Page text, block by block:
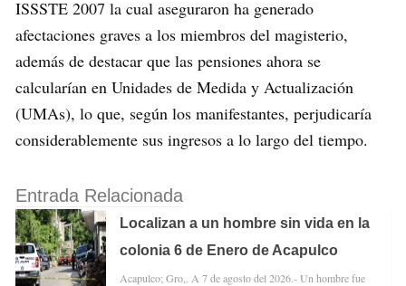
ISSSTE 2007 la cual aseguraron ha generado
afectaciones graves a los miembros del magisterio,
además de destacar que las pensiones ahora se
calcularían en Unidades de Medida y Actualización
(UMAs), lo que, según los manifestantes, perjudicaría
considerablemente sus ingresos a lo largo del tiempo.
Entrada Relacionada
Localizan a un hombre sin vida en la
colonia 6 de Enero de Acapulco
Acapulco; Gro,. A 7 de agosto del 2026.- Un hombre fue